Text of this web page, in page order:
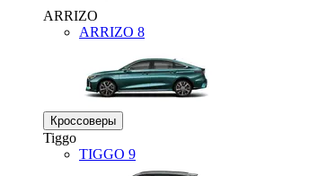
ARRIZO
ARRIZO 8
Кроссоверы
Tiggo
TIGGO 9